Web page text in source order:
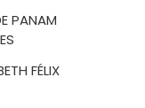
PANAM
FÉLIX